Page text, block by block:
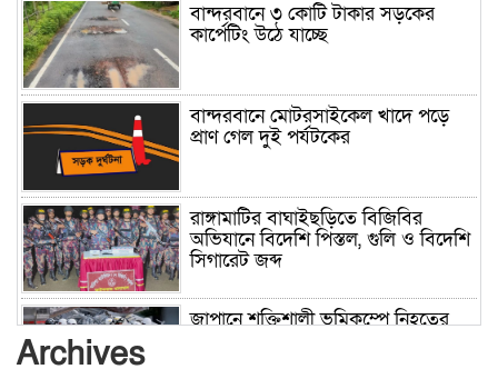
বান্দরবানে ৩ কোটি টাকার সড়কের
কার্পেটিং উঠে যাচ্ছে
বান্দরবানে মোটরসাইকেল খাদে পড়ে
প্রাণ গেল দুই পর্যটকের
রাঙ্গামাটির বাঘাইছড়িতে বিজিবির
অভিযানে বিদেশি পিস্তল, গুলি ও বিদেশি
সিগারেট জব্দ
জাপানে শক্তিশালী ভূমিকম্পে নিহতের
Archives